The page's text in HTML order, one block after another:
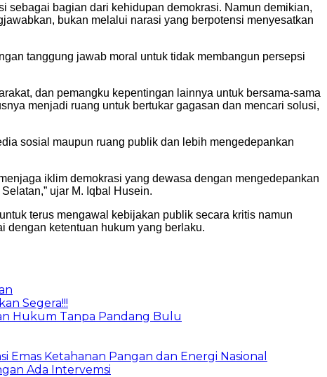
sebagai bagian dari kehidupan demokrasi. Namun demikian,
bukan melalui narasi yang berpotensi menyesatkan
tanggung jawab moral untuk tidak membangun persepsi
dan pemangku kepentingan lainnya untuk bersama-sama
menjadi ruang untuk bertukar gagasan dan mencari solusi,
sosial maupun ruang publik dan lebih mengedepankan
iklim demokrasi yang dewasa dengan mengedepankan
ujar M. Iqbal Husein.
terus mengawal kebijakan publik secara kritis namun
dengan ketentuan hukum yang berlaku.
Segera!!!
Hukum Tanpa Pandang Bulu
Emas Ketahanan Pangan dan Energi Nasional
Ada Intervemsi